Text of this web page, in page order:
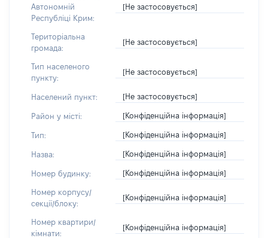
Автономній
Республіці Крим:
[Не застосовується]
Територіальна
громада:
[Не застосовується]
Тип населеного
пункту:
[Не застосовується]
Населений пункт: [Не застосовується]
Район у місті: [Конфіденційна інформація]
Тип: [Конфіденційна інформація]
Назва: [Конфіденційна інформація]
Номер будинку: [Конфіденційна інформація]
Номер корпусу/
секції/блоку:
[Конфіденційна інформація]
Номер квартири/
кімнати:
[Конфіденційна інформація]